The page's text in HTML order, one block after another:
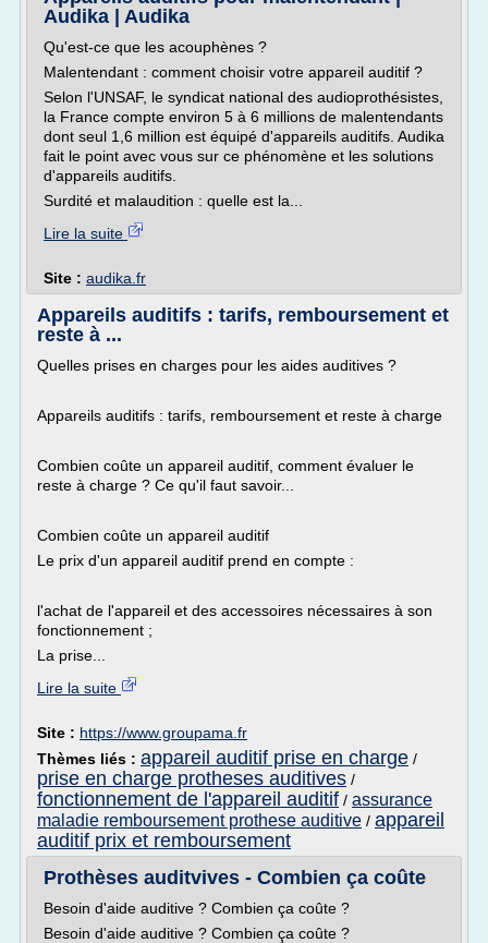
Audika | Audika
Qu'est-ce que les acouphènes ?
Malentendant : comment choisir votre appareil auditif ?
Selon l'UNSAF, le syndicat national des audioprothésistes,
la France compte environ 5 à 6 millions de malentendants
dont seul 1,6 million est équipé d'appareils auditifs. Audika
fait le point avec vous sur ce phénomène et les solutions
d'appareils auditifs.
Surdité et malaudition : quelle est la...
Lire la suite
Site : audika.fr
Appareils auditifs : tarifs, remboursement et
reste à ...
Quelles prises en charges pour les aides auditives ?
Appareils auditifs : tarifs, remboursement et reste à charge
Combien coûte un appareil auditif, comment évaluer le
reste à charge ? Ce qu'il faut savoir...
Combien coûte un appareil auditif
Le prix d'un appareil auditif prend en compte :
l'achat de l'appareil et des accessoires nécessaires à son
fonctionnement ;
La prise...
Lire la suite
Site : https://www.groupama.fr
Thèmes liés : appareil auditif prise en charge /
prise en charge protheses auditives /
fonctionnement de l'appareil auditif / assurance
maladie remboursement prothese auditive / appareil
auditif prix et remboursement
Prothèses auditvives - Combien ça coûte
Besoin d'aide auditive ? Combien ça coûte ?
Besoin d'aide auditive ? Combien ça coûte ?